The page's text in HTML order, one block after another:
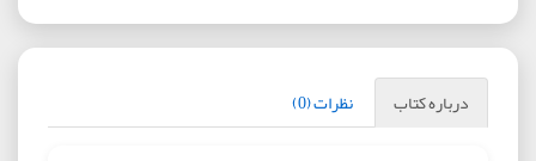
درباره کتاب نظرات (0)